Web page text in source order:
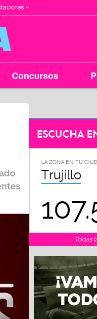
Concursos
ESCUCHA
LA ZONA EN TU
Trujillo
Todas